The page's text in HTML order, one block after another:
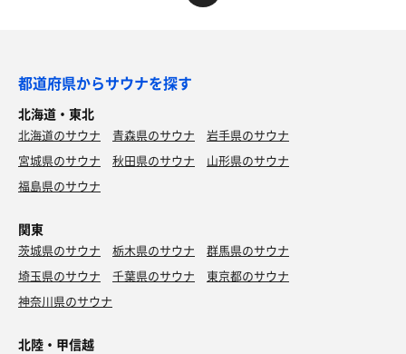
都道府県からサウナを探す
北海道・東北
北海道のサウナ 青森県のサウナ
岩手県のサウナ
宮城県のサウナ
秋田県のサウナ
山形県のサウナ
福島県のサウナ
関東
茨城県のサウナ 栃木県のサウナ
群馬県のサウナ
埼玉県のサウナ
千葉県のサウナ
東京都のサウナ
神奈川県のサウナ
北陸・甲信越